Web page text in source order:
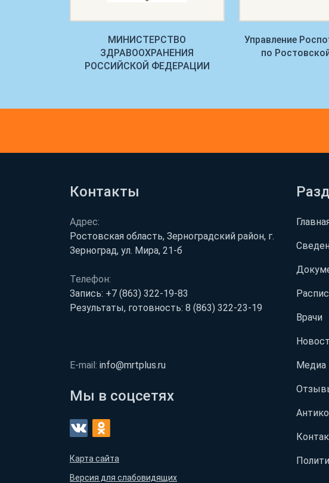
МИНИСТЕРСТВО
ЗДРАВООХРАНЕНИЯ
РОССИЙСКОЙ ФЕДЕРАЦИИ
Управление
по
Контакты
Адрес:
Ростовская область, Зерноградский район, г.
Зерноград, ул. Мира, 21-б
Телефон:
Запись: +7 (863) 322-19-83
Результаты, готовность: 8 (863) 322-23-19
E-mail: info@mrtplus.ru
Мы в соцсетях
Карта сайта
Версия для слабовидящих
Врачи
Медиа